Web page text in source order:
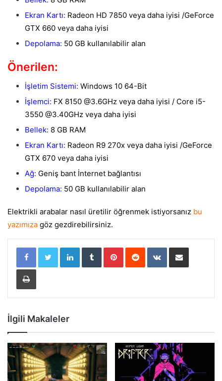
Ekran Kartı: Radeon HD 7850 veya daha iyisi /GeForce
GTX 660 veya daha iyisi
Depolama: 50 GB kullanılabilir alan
Önerilen:
İşletim Sistemi: Windows 10 64-Bit
İşlemci: FX 8150 @3.6GHz veya daha iyisi / Core i5-
3550 @3.40GHz veya daha iyisi
Bellek: 8 GB RAM
Ekran Kartı: Radeon R9 270x veya daha iyisi /GeForce
GTX 670 veya daha iyisi
Ağ: Geniş bant İnternet bağlantısı
Depolama: 50 GB kullanılabilir alan
Elektrikli arabalar nasıl üretilir öğrenmek istiyorsanız bu
yazımıza göz gezdirebilirsiniz.
LinkedInTumblrPinterestReddit VKontakteE-Posta ile paylaş
Yazdır
İlgili Makaleler